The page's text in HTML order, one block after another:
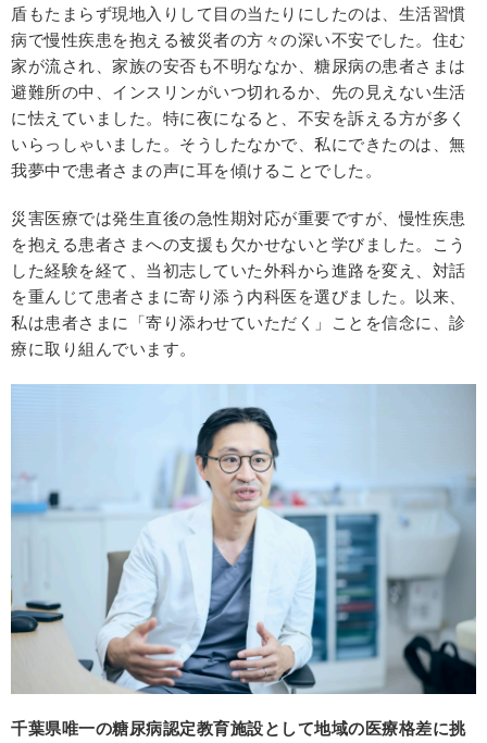
盾もたまらず現地入りして目の当たりにしたのは、生活習慣
病で慢性疾患を抱える被災者の方々の深い不安でした。住む
家が流され、家族の安否も不明ななか、糖尿病の患者さまは
避難所の中、インスリンがいつ切れるか、先の見えない生活
に怯えていました。特に夜になると、不安を訴える方が多く
いらっしゃいました。そうしたなかで、私にできたのは、無
我夢中で患者さまの声に耳を傾けることでした。
災害医療では発生直後の急性期対応が重要ですが、慢性疾患
を抱える患者さまへの支援も欠かせないと学びました。こう
した経験を経て、当初志していた外科から進路を変え、対話
を重んじて患者さまに寄り添う内科医を選びました。以来、
私は患者さまに「寄り添わせていただく」ことを信念に、診
療に取り組んでいます。
千葉県唯一の糖尿病認定教育施設として地域の医療格差に挑